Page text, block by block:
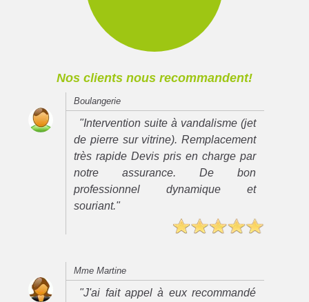
Nos clients nous recommandent!
Boulangerie
"Intervention suite à vandalisme (jet
de pierre sur vitrine). Remplacement
très rapide Devis pris en charge par
notre assurance. De bon
professionnel dynamique et
souriant."
Mme Martine
"J'ai fait appel à eux recommandé